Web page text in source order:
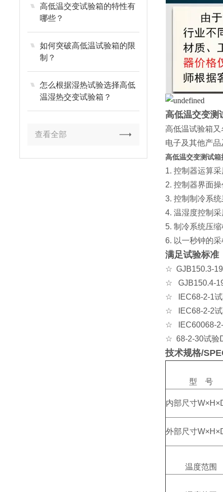
高低温交变试验箱的特性有
哪些？
如何突破高低温试验箱的限
制？
怎么根据湿热试验选择高低
温湿热交变试验箱？
查看全部
高低温交变测
高低温试验箱
电子及其他产
高低温交变测试箱
1. 控制器运算
2. 控制器界面
3. 控制制冷系
4. 温湿度控制
5. 制冷系统压
6. 以一秒钟的
满足试验标准
☆ GJB150.3-
☆
GJB150.4-
☆
IEC68-2-1
☆
IEC68-2-2
☆
IEC60068-
☆ 68-2-30试验
技术规格/
型 号
内部尺寸
外部尺寸
温度范围